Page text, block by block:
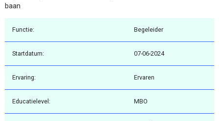
baan
Functie: Begeleider
Startdatum: 07-06-2024
Ervaring: Ervaren
Educatielevel: MBO